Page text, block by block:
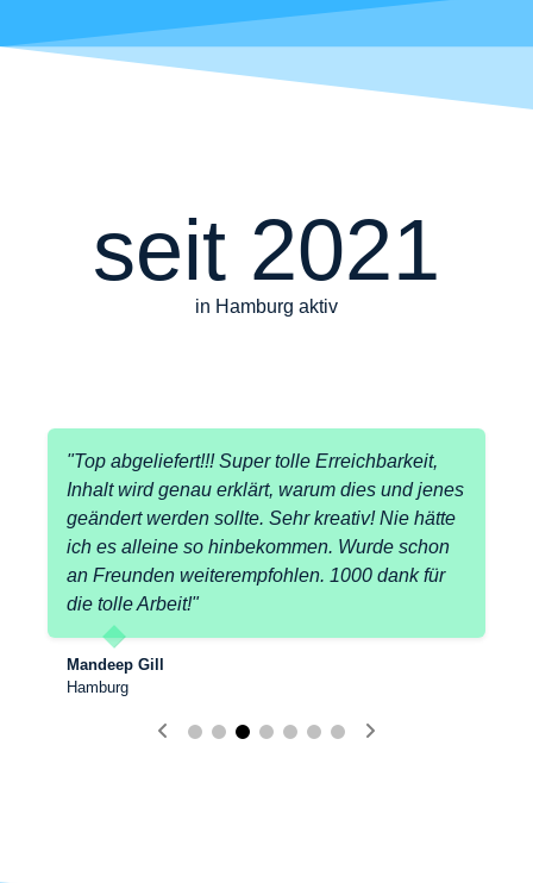
seit 2021
in Hamburg aktiv
Katharina Wenzel
Hamburg
Heike Lang-Schieferdecker
Augsburg
"Top abgeliefert!!! Super tolle Erreichbarkeit,
Inhalt wird genau erklärt, warum dies und jenes
geändert werden sollte. Sehr kreativ! Nie hätte
ich es alleine so hinbekommen. Wurde schon
an Freunden weiterempfohlen. 1000 dank für
die tolle Arbeit!"
Mandeep Gill
Hamburg
Thomas Sudermann
Hamburg
Denise Reichert
Mendig
Jens F.
Steve Wille